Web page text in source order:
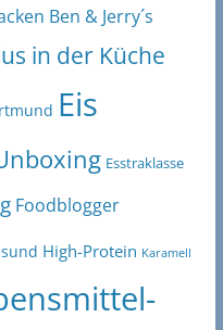
Ben & Jerry´s
in der Küche
Eis
Esstraklasse
Foodblogger
High-Protein Karamell